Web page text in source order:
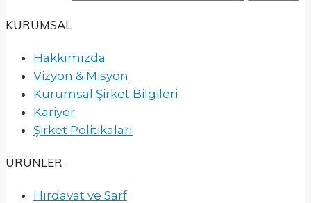
KURUMSAL
Hakkımızda
Vizyon & Misyon
Kurumsal Şirket Bilgileri
Kariyer
Şirket Politikaları
ÜRÜNLER
Hırdavat ve Sarf